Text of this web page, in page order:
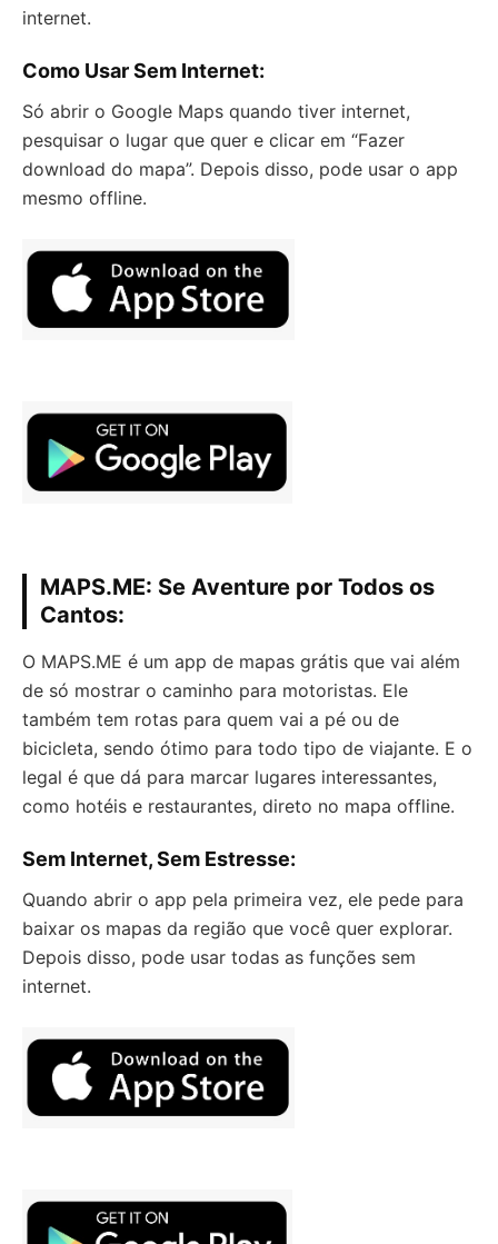
internet.
Como Usar Sem Internet:
Só abrir o Google Maps quando tiver internet,
pesquisar o lugar que quer e clicar em “Fazer
download do mapa”. Depois disso, pode usar o app
mesmo offline.
MAPS.ME: Se Aventure por Todos os
Cantos:
O MAPS.ME é um app de mapas grátis que vai além
de só mostrar o caminho para motoristas. Ele
também tem rotas para quem vai a pé ou de
bicicleta, sendo ótimo para todo tipo de viajante. E o
legal é que dá para marcar lugares interessantes,
como hotéis e restaurantes, direto no mapa offline.
Sem Internet, Sem Estresse:
Quando abrir o app pela primeira vez, ele pede para
baixar os mapas da região que você quer explorar.
Depois disso, pode usar todas as funções sem
internet.